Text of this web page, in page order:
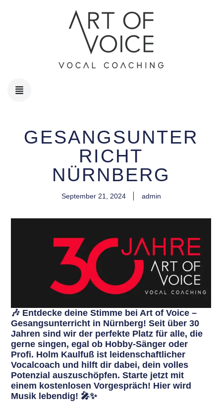
GESANGSUNTER
RICHT
NÜRNBERG
September 21, 2024 admin
🎶 Entdecke deine Stimme bei Art of Voice –
Gesangsunterricht in Nürnberg! Seit über 30
Jahren sind wir der perfekte Platz für alle, die
gerne singen, egal ob Hobby-Sänger oder
Profi. Holm Kaulfuß ist leidenschaftlicher
Vocalcoach und hilft dir dabei, dein volles
Potenzial auszuschöpfen. Starte jetzt mit
einem kostenlosen Vorgespräch! Hier wird
Musik lebendig! 🎤✨